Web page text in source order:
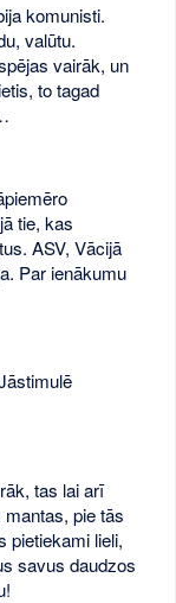
komunisti.
valūtu.
vairāk, un
to tagad
tie, kas
ASV, Vācijā
Par ienākumu
tas lai arī
pie tās
pietiekami lieli,
savus daudzos